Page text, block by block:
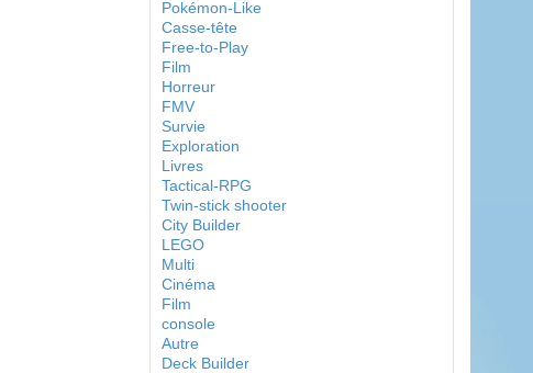
Pokémon-Like
Casse-tête
Free-to-Play
Film
Horreur
FMV
Survie
Exploration
Livres
Tactical-RPG
Twin-stick shooter
City Builder
LEGO
Multi
Cinéma
Film
console
Autre
Deck Builder